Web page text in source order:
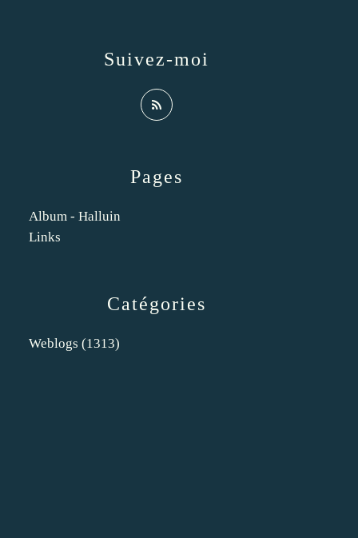
Catégories
Weblogs (1313)
Pages
Album - Halluin
Links
Suivez-moi